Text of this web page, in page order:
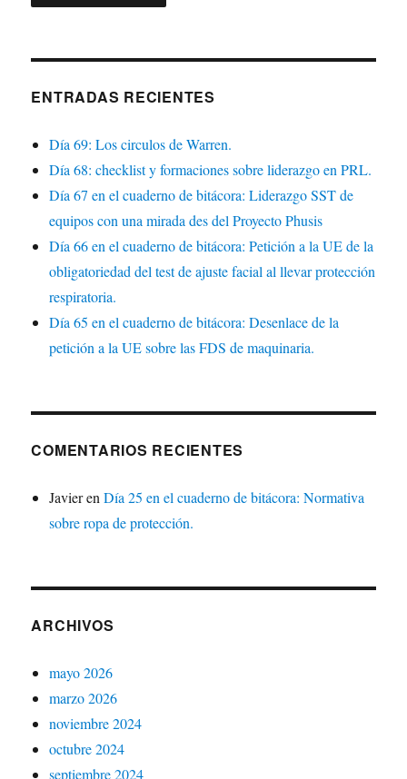
ENTRADAS RECIENTES
Día 69: Los circulos de Warren.
Día 68: checklist y formaciones sobre liderazgo en PRL.
Día 67 en el cuaderno de bitácora: Liderazgo SST de
equipos con una mirada des del Proyecto Phusis
Día 66 en el cuaderno de bitácora: Petición a la UE de la
obligatoriedad del test de ajuste facial al llevar protección
respiratoria.
Día 65 en el cuaderno de bitácora: Desenlace de la
petición a la UE sobre las FDS de maquinaria.
COMENTARIOS RECIENTES
JavierenDía 25 en el cuaderno de bitácora: Normativa
sobre ropa de protección.
ARCHIVOS
mayo 2026
marzo 2026
noviembre 2024
octubre 2024
septiembre 2024